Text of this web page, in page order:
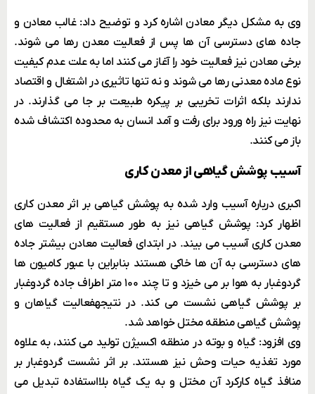
وی به مشکل دیگر معادن اشاره کرد و توضیح داد: غالب معادن و
جاده های دسترسی آن ها پس از فعالیت معدن رها می شوند.
برخی معادن نیز فعالیت خود را آغاز می کنند اما به علت عدم کیفیت
نوع ماده معدنی رها می شوند و نه تنها تاثیری در اشتغال و اقتصاد
ندارند بلکه اثرات تخریبی بر پیکره طبیعت بر جا می گذارند. در
نهایت نیز راه ورود برای رفت و آمد انسان به محدوده اکتشاف شده
باز می کنند.
آسیب پوشش گیاهی از معدن کاری
اکبری درباره آسیب وارد شده به پوشش گیاهی بر اثر معدن کاری
اظهار کرد: پوشش گیاهی نیز به طور مستقیم از فعالیت های
معدن کاری آسیب می بیند. در ابتدای فعالیت معادن بیشتر جاده
های دسترسی به آن ها خاکی هستند بنابراین با عبور کامیون ها
گردوغبار به هوا بر می خیزد و تا چند ۱۰۰ متر اطراف جاده گردوغبار
بر پوشش گیاهی نشست می کند. در نتیجهفعالیت گیاهان و
پوشش گیاهی منطقه مختل خواهد شد.
وی افزود: گیاه و بوته در منطقه اکسیژن تولید می کنند، به علاوه
مورد تغذیه حیات وحش نیز هستند. بر اثر نشست گردوغبار بر
منافذ گیاه کارکرد آن مختل و به یک گیاه بلااستفاده تبدیل می